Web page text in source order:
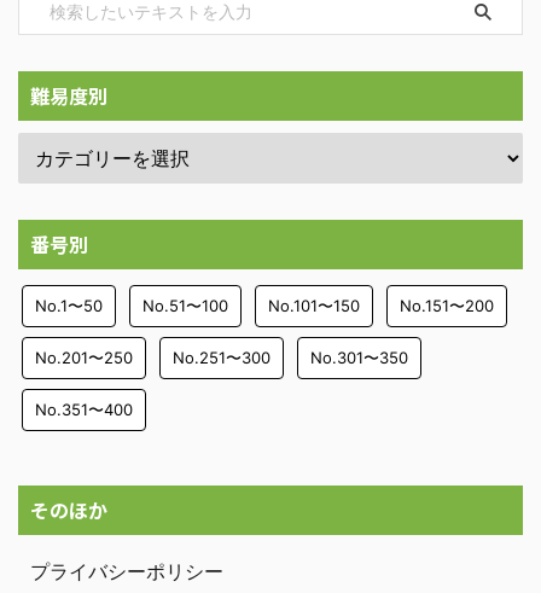
難易度別
番号別
No.1〜50 No.51〜100 No.101〜150 No.151〜200
No.201〜250 No.251〜300 No.301〜350
No.351〜400
そのほか
プライバシーポリシー